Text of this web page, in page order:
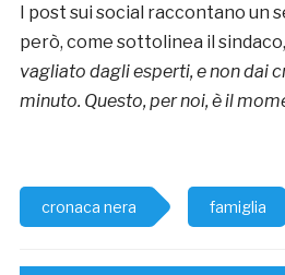
I post sui social raccontano un
però, come sottolinea il sindaco,
vagliato dagli esperti, e non dai
minuto. Questo, per noi, è il
cronaca nera famiglia